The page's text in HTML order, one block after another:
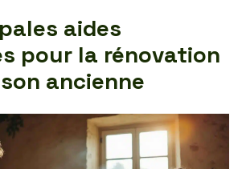
aides
pour la rénovation
ancienne